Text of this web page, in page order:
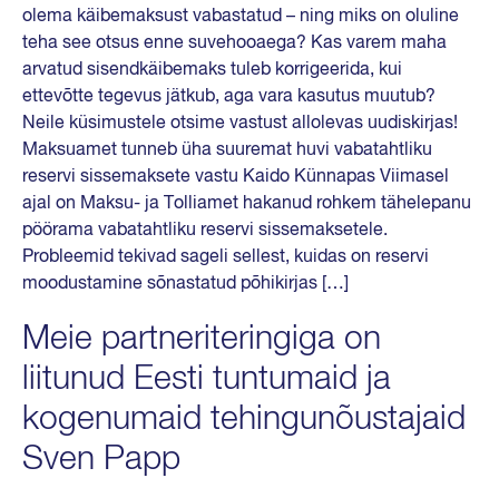
olema käibemaksust vabastatud – ning miks on oluline
teha see otsus enne suvehooaega? Kas varem maha
arvatud sisendkäibemaks tuleb korrigeerida, kui
ettevõtte tegevus jätkub, aga vara kasutus muutub?
Neile küsimustele otsime vastust allolevas uudiskirjas!
Maksuamet tunneb üha suuremat huvi vabatahtliku
reservi sissemaksete vastu Kaido Künnapas Viimasel
ajal on Maksu- ja Tolliamet hakanud rohkem tähelepanu
pöörama vabatahtliku reservi sissemaksetele.
Probleemid tekivad sageli sellest, kuidas on reservi
moodustamine sõnastatud põhikirjas […]
Meie partneriteringiga on
liitunud Eesti tuntumaid ja
kogenumaid tehingunõustajaid
Sven Papp